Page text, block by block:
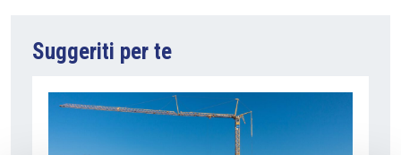
Suggeriti per te